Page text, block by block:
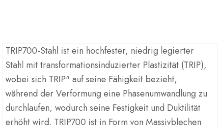
TRIP700-Stahl ist ein hochfester, niedrig legierter
Stahl mit transformationsinduzierter Plastizität (TRIP),
wobei sich TRIP" auf seine Fähigkeit bezieht,
während der Verformung eine Phasenumwandlung zu
durchlaufen, wodurch seine Festigkeit und Duktilität
erhöht wird. TRIP700 ist in Form von Massivblechen